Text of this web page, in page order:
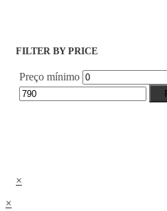
FILTER BY PRICE
Preço mínimo
×
×